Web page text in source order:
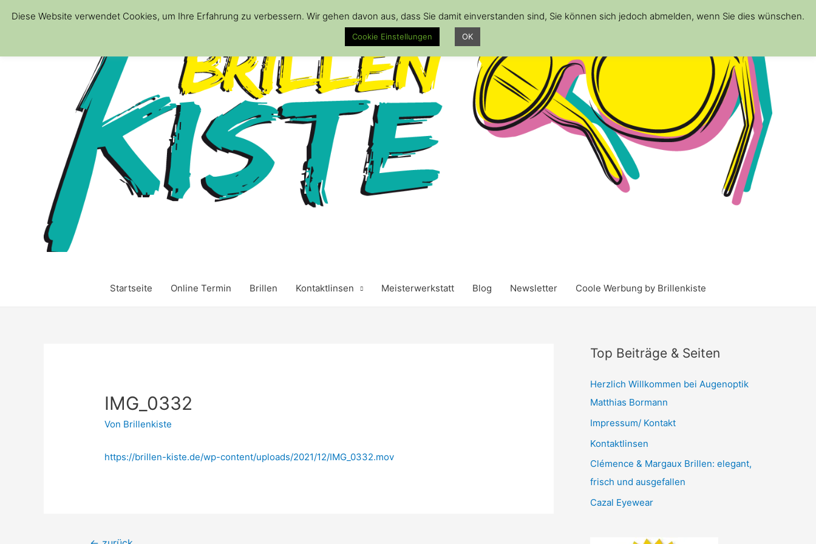
Startseite Online Termin Brillen Kontaktlinsen Meisterwerkstatt Blog Newsletter Coole Werbung by Brillenkiste
IMG_0332
Von Brillenkiste
https://brillen-kiste.de/wp-content/uploads/2021/12/IMG_0332.mov
Top Beiträge & Seiten
Herzlich Willkommen bei Augenoptik
Matthias Bormann
Impressum/ Kontakt
Kontaktlinsen
Clémence & Margaux Brillen: elegant,
frisch und ausgefallen
Cazal Eyewear
Diese Website verwendet Cookies, um Ihre Erfahrung zu verbessern. Wir gehen davon aus, dass Sie damit einverstanden sind, Sie können sich jedoch abmelden, wenn Sie dies wünschen.
Cookie Einstellungen OK